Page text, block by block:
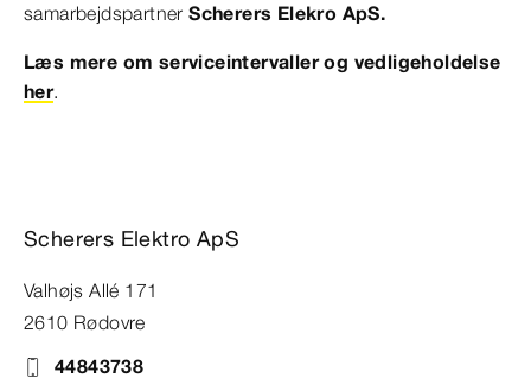
samarbejdspartnerScherers Elekro ApS.
Læs mere om serviceintervaller og vedligeholdelse
her.
Scherers Elektro ApS
Valhøjs Allé 171
2610 Rødovre
44843738